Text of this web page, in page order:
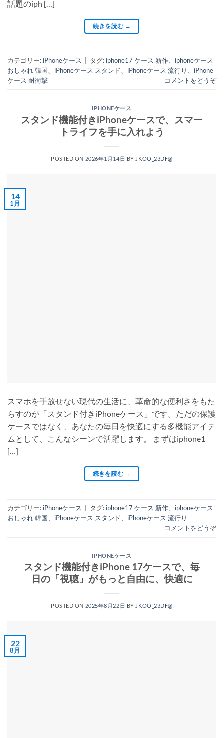
話題のiph […]
続きを読む →
カテゴリー: iPhoneケース タグ: iphone17 ケース 新作、 iphoneケース
おしゃれ 韓国、 iPhoneケース スタンド、 iPhoneケース 流行り 、 iPhone
ケース 耐衝撃
コメントをどうぞ
IPHONEケース
スタンド機能付きiPhoneケースで、スマー
トライフを手に入れよう
POSTED ON 2026年1月14日 BY JKOO_23DF@
14
1月
スマホを手放せない現代の生活に、革命的な便利さをもた
らすのが「スタンド付きiPhoneケース」です。ただの保護
ケースではなく、あなたの毎日を快適にする多機能アイテ
ムとして、こんなシーンで活躍します。 まずはiphone1
[…]
続きを読む →
カテゴリー: iPhoneケース タグ: iphone17 ケース 新作
iphoneケース
おしゃれ 韓国
iPhoneケース スタンド
iPhoneケース 流行り
コメントをどうぞ
IPHONEケース
スタンド機能付きiPhone 17ケースで、毎
日の「視聴」がもっと自由に、快適に
POSTED ON 2025年8月22日 BY JKOO_23DF@
22
8月